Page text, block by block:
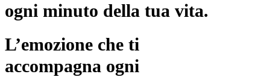
ogni minuto della tua vita.
L’emozione che ti
accompagna ogni